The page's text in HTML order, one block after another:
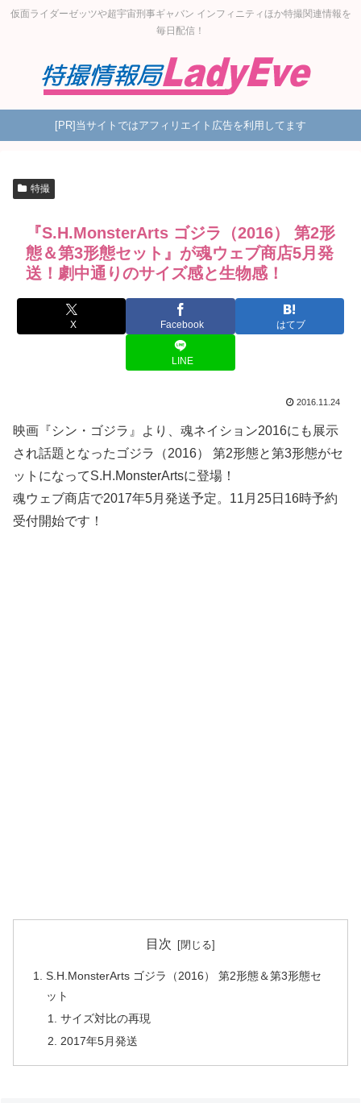
仮面ライダーゼッツや超宇宙刑事ギャバン インフィニティほか特撮関連情報を
毎日配信！
[PR]当サイトではアフィリエイト広告を利用してます
特撮
『S.H.MonsterArts ゴジラ（2016） 第2形
態＆第3形態セット』が魂ウェブ商店5月発
送！劇中通りのサイズ感と生物感！
X Facebook はてブ
LINE
2016.11.24
映画『シン・ゴジラ』より、魂ネイション2016にも展示
され話題となったゴジラ（2016） 第2形態と第3形態がセ
ットになってS.H.MonsterArtsに登場！
魂ウェブ商店で2017年5月発送予定。11月25日16時予約
受付開始です！
目次
S.H.MonsterArts ゴジラ（2016） 第2形態＆第3形態セ
ット
サイズ対比の再現
2017年5月発送